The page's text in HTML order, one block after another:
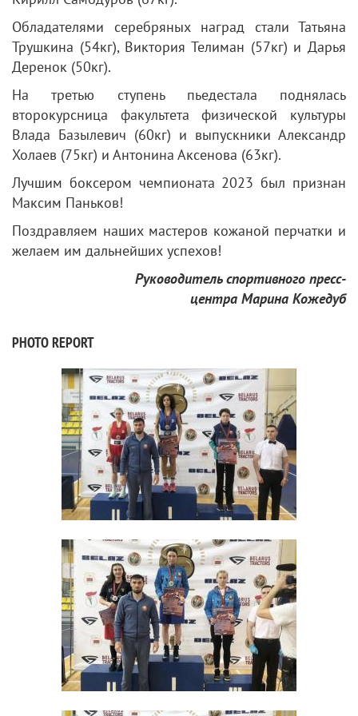
Обладателями серебряных наград стали Татьяна
Трушкина (54кг), Виктория Телиман (57кг) и Дарья
Деренок (50кг).
На третью ступень пьедестала поднялась
второкурсница факультета физической культуры
Влада Базылевич (60кг) и выпускники Александр
Холаев (75кг) и Антонина Аксенова (63кг).
Лучшим боксером чемпионата 2023 был признан
Максим Паньков!
Поздравляем наших мастеров кожаной перчатки и
желаем им дальнейших успехов!
Руководитель спортивного пресс-
центра Марина Кожедуб
PHOTO REPORT